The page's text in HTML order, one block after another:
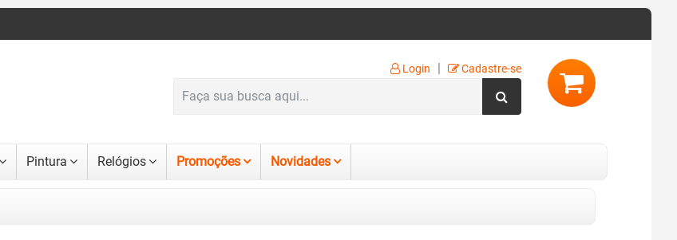
Login | Cadastre-se
Pintura Relógios Promoções Novidades